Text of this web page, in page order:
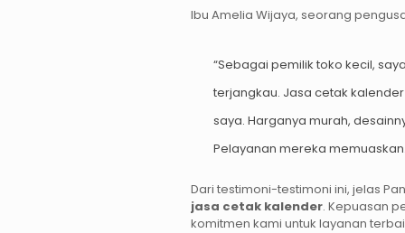
Ibu Amelia Wijaya, seorang
“Sebagai pemilik toko kecil,
terjangkau. Jasa cetak
saya. Harganya murah,
Pelayanan mereka
Dari testimoni-testimoni ini, jelas
jasa cetak kalender. Kepuasan
komitmen kami untuk layanan